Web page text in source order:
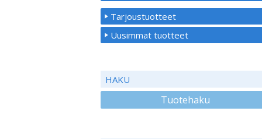
Tarjoustuotteet
Uusimmat tuotteet
HAKU
Tuotehaku